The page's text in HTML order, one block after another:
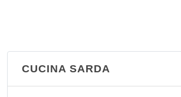
CUCINA SARDA